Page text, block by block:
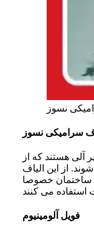
نسوز
سرامیکی نسوز
آلی هستند که از
از این الیاف
خصوصا
فویل آلومینیوم